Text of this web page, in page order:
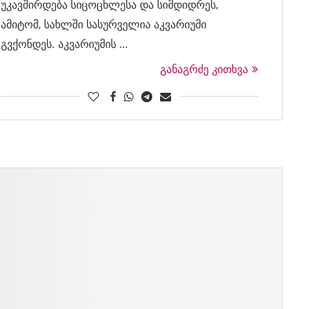
უკავშირდება სიცოცხლესა და სიმდიდრეს,
ამიტომ, სახლში სასურველია აკვარიუმი
გვქონდეს. აკვარიუმის …
განაგრძე კითხვა